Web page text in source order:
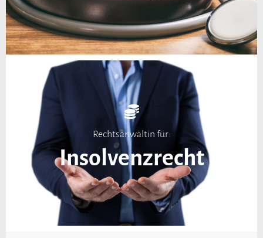
Rechtsanwältin für:
Insolvenzrecht